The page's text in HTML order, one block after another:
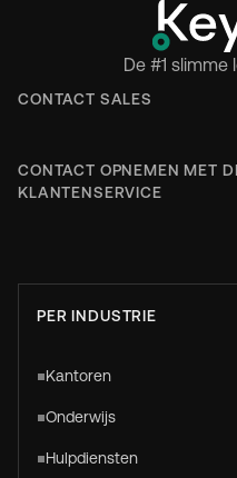
De #1 slimme
CONTACT SALES
CONTACT OPNEMEN MET
KLANTENSERVICE
PER INDUSTRIE
Kantoren
Onderwijs
Hulpdiensten